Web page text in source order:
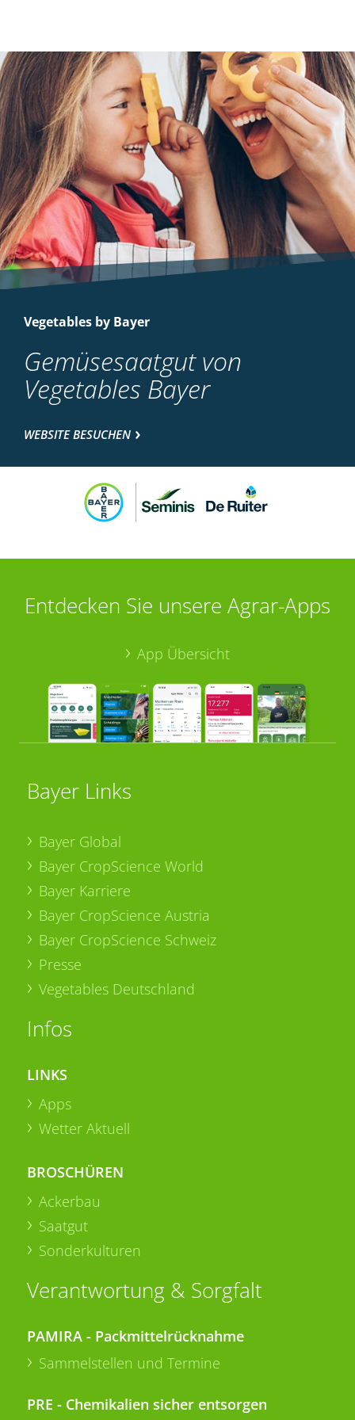
Vegetables by Bayer
Gemüsesaatgut von
Vegetables Bayer
WEBSITE BESUCHEN
Entdecken Sie unsere Agrar-Apps
App Übersicht
Bayer Links
Bayer Global
Bayer CropScience World
Bayer Karriere
Bayer CropScience Austria
Bayer CropScience Schweiz
Presse
Vegetables Deutschland
Infos
LINKS
Apps
Wetter Aktuell
BROSCHÜREN
Ackerbau
Saatgut
Sonderkulturen
Verantwortung & Sorgfalt
PAMIRA - Packmittelrücknahme
Sammelstellen und Termine
PRE - Chemikalien sicher entsorgen